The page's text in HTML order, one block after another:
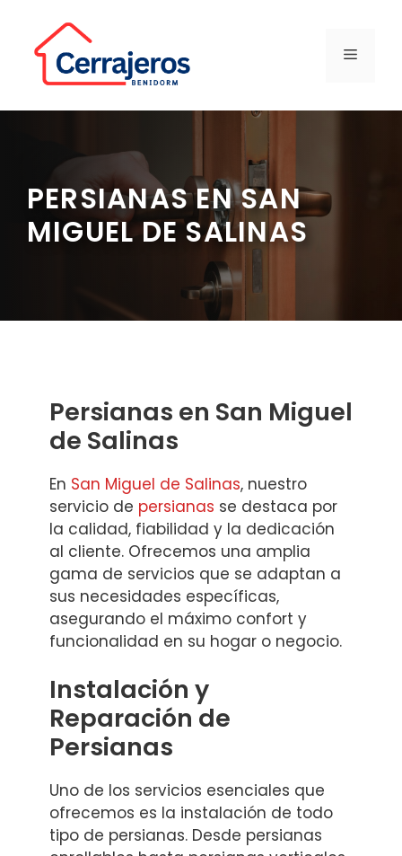
contenido
MENÚ
PERSIANAS EN SAN
MIGUEL DE SALINAS
Persianas en San Miguel
de Salinas
En San Miguel de Salinas, nuestro
servicio de persianas se destaca por
la calidad, fiabilidad y la dedicación
al cliente. Ofrecemos una amplia
gama de servicios que se adaptan a
sus necesidades específicas,
asegurando el máximo confort y
funcionalidad en su hogar o negocio.
Instalación y
Reparación de
Persianas
Uno de los servicios esenciales que
ofrecemos es la instalación de todo
tipo de persianas. Desde persianas